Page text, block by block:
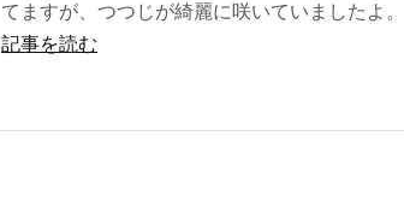
てますが、つつじが綺麗に咲いていましたよ。
記事を読む